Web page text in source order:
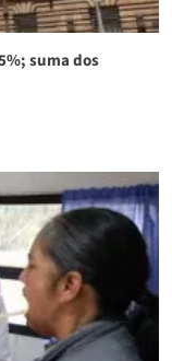
suma dos